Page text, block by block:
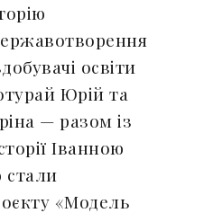
освіти
Юрій та
— разом із
Іванною
стали
«Модель